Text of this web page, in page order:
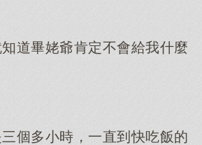
知道畢姥爺肯定不會給我什麼
個多小時，一直到快吃飯的